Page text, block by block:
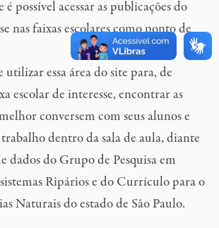
é possível acessar as publicações do
nas faixas escolares como ponto de
utilizar essa área do site para, de
escolar de interesse, encontrar as
conversem com seus alunos e
trabalho dentro da sala de aula, diante
dados do Grupo de Pesquisa em
Ripários e do Currículo para o
Naturais do estado de São Paulo.